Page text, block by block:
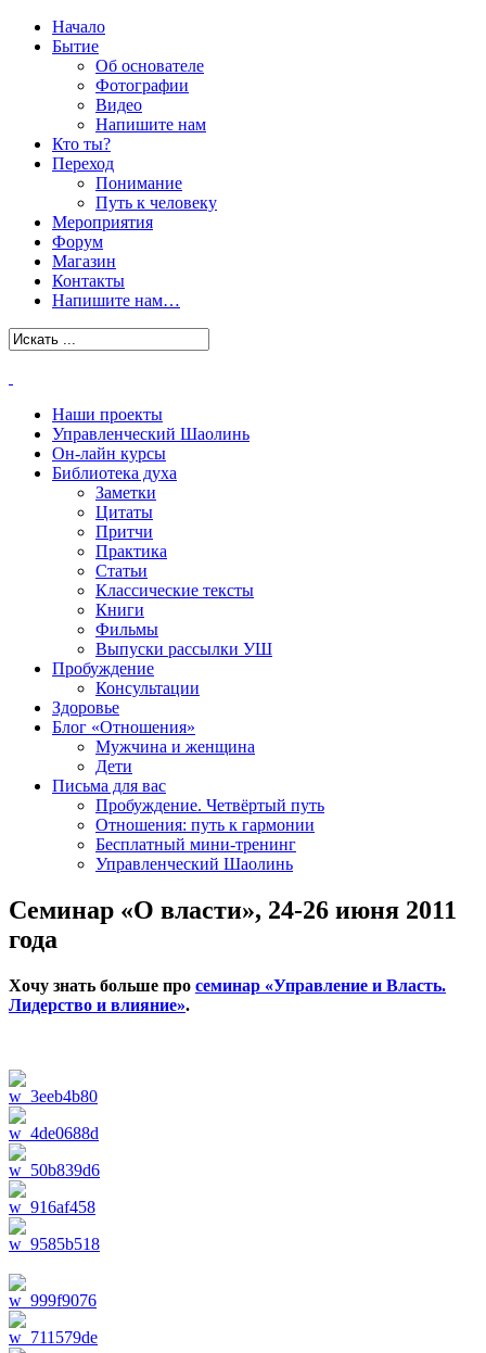
Начало
Бытие
Об основателе
Фотографии
Видео
Напишите нам
Кто ты?
Переход
Понимание
Путь к человеку
Мероприятия
Форум
Магазин
Контакты
Напишите нам…
Наши проекты
Управленческий Шаолинь
Он-лайн курсы
Библиотека духа
Заметки
Цитаты
Притчи
Практика
Статьи
Классические тексты
Книги
Фильмы
Выпуски рассылки УШ
Пробуждение
Консультации
Здоровье
Блог «Отношения»
Мужчина и женщина
Дети
Письма для вас
Пробуждение. Четвёртый путь
Отношения: путь к гармонии
Бесплатный мини-тренинг
Управленческий Шаолинь
Семинар «О власти», 24-26 июня 2011
года
Хочу знать больше про семинар «Управление и Власть.
Лидерство и влияние».